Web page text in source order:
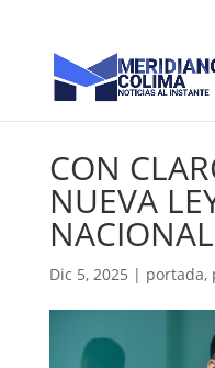
CON
NUEVA
Dic 5, 2025 | portada,